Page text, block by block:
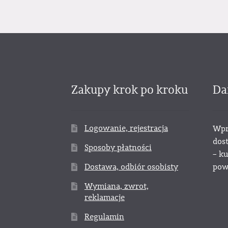
Zakupy krok po kroku
Logowanie, rejestracja
Sposoby płatności
Dostawa, odbiór osobisty
Wymiana, zwrot,
reklamacje
Regulamin
–